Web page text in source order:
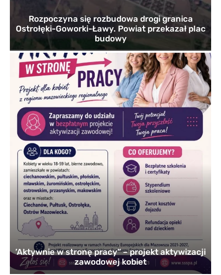
Rozpoczyna się rozbudowa drogi granica
Ostrołęki-Goworki-Ławy. Powiat przekazał plac
budowy
’Aktywnie w stronę pracy” – projekt aktywizacji
zawodowej kobiet